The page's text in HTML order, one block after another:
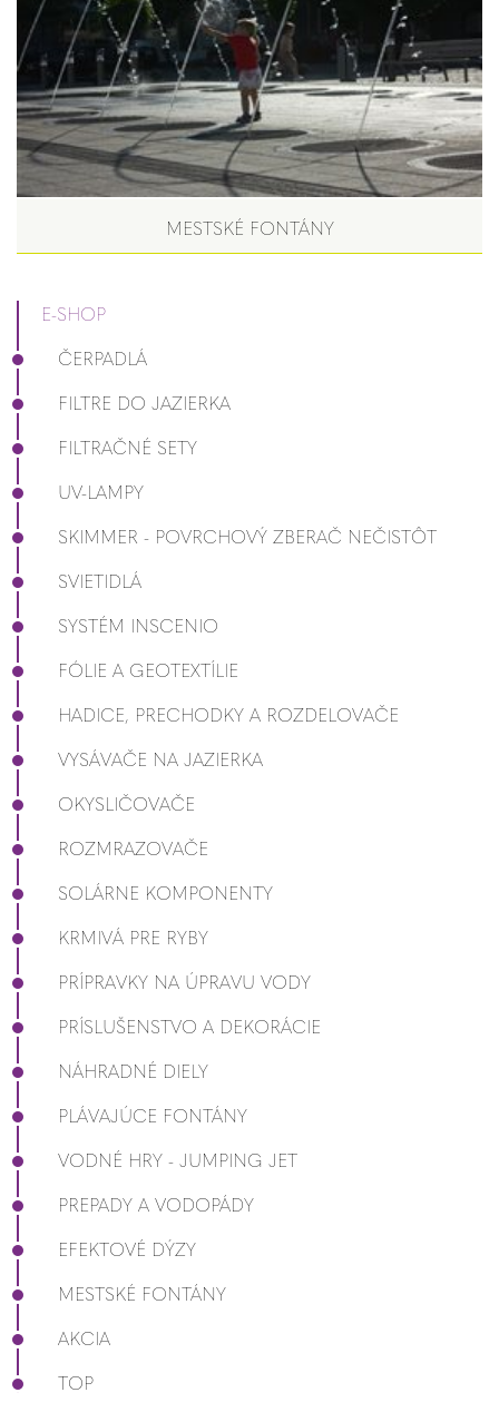
MESTSKÉ FONTÁNY
E-SHOP
ČERPADLÁ
FILTRE DO JAZIERKA
FILTRAČNÉ SETY
UV-LAMPY
SKIMMER - POVRCHOVÝ ZBERAČ NEČISTÔT
SVIETIDLÁ
SYSTÉM INSCENIO
FÓLIE A GEOTEXTÍLIE
HADICE, PRECHODKY A ROZDELOVAČE
VYSÁVAČE NA JAZIERKA
OKYSLIČOVAČE
ROZMRAZOVAČE
SOLÁRNE KOMPONENTY
KRMIVÁ PRE RYBY
PRÍPRAVKY NA ÚPRAVU VODY
PRÍSLUŠENSTVO A DEKORÁCIE
NÁHRADNÉ DIELY
PLÁVAJÚCE FONTÁNY
VODNÉ HRY - JUMPING JET
PREPADY A VODOPÁDY
EFEKTOVÉ DÝZY
MESTSKÉ FONTÁNY
AKCIA
TOP